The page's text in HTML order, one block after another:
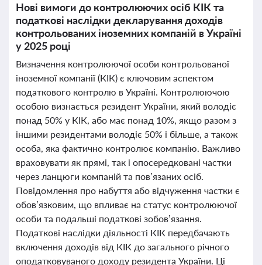
Нові вимоги до контролюючих осіб КІК та
податкові наслідки декларування доходів
контрольованих іноземних компаній в Україні
у 2025 році
Визначення контролюючої особи контрольованої
іноземної компанії (КІК) є ключовим аспектом
податкового контролю в Україні. Контролюючою
особою визнається резидент України, який володіє
понад 50% у КІК, або має понад 10%, якщо разом з
іншими резидентами володіє 50% і більше, а також
особа, яка фактично контролює компанію. Важливо
враховувати як прямі, так і опосередковані частки
через ланцюги компаній та пов’язаних осіб.
Повідомлення про набуття або відчуження частки є
обов’язковим, що впливає на статус контролюючої
особи та подальші податкові зобов’язання.
Податкові наслідки діяльності КІК передбачають
включення доходів від КІК до загального річного
оподатковуваного доходу резидента України. Ці